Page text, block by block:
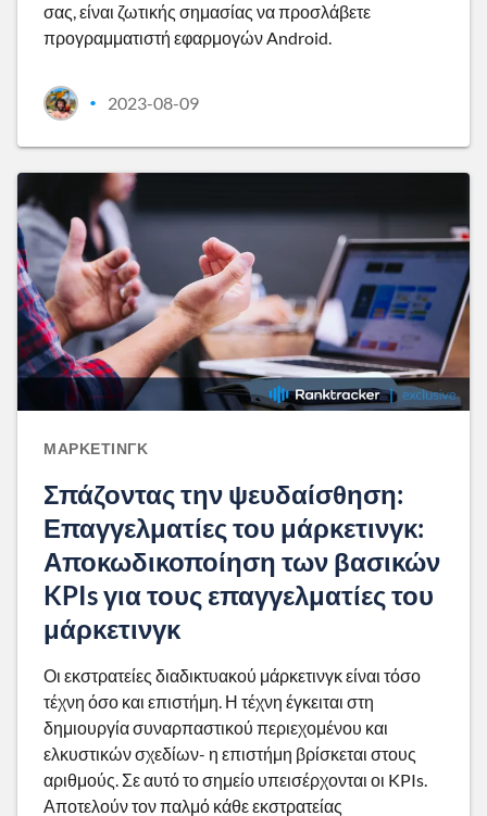
σας, είναι ζωτικής σημασίας να προσλάβετε
προγραμματιστή εφαρμογών Android.
• 2023-08-09
ΜΆΡΚΕΤΙΝΓΚ
Σπάζοντας την ψευδαίσθηση:
Επαγγελματίες του μάρκετινγκ:
Αποκωδικοποίηση των βασικών
KPIs για τους επαγγελματίες του
μάρκετινγκ
Οι εκστρατείες διαδικτυακού μάρκετινγκ είναι τόσο
τέχνη όσο και επιστήμη. Η τέχνη έγκειται στη
δημιουργία συναρπαστικού περιεχομένου και
ελκυστικών σχεδίων- η επιστήμη βρίσκεται στους
αριθμούς. Σε αυτό το σημείο υπεισέρχονται οι KPIs.
Αποτελούν τον παλμό κάθε εκστρατείας